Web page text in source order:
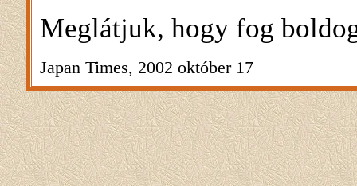
Meglátjuk, hogy fog
Japan Times, 2002 október 17